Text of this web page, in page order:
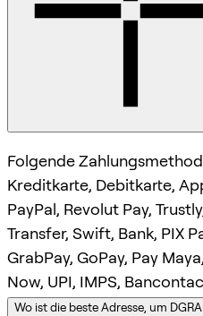
Folgende
Kreditkarte, Debitkarte,
PayPal, Revolut Pay,
Transfer, Swift, Bank, PIX
GrabPay, GoPay, Pay
Now, UPI, IMPS,
Wo ist die beste Adresse, um